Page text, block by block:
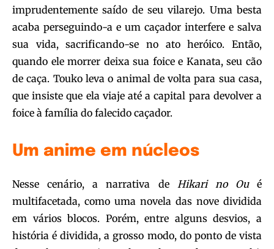
imprudentemente saído de seu vilarejo. Uma besta
acaba perseguindo-a e um caçador interfere e salva
sua vida, sacrificando-se no ato heróico. Então,
quando ele morrer deixa sua foice e Kanata, seu cão
de caça. Touko leva o animal de volta para sua casa,
que insiste que ela viaje até a capital para devolver a
foice à família do falecido caçador.
Um anime em núcleos
Nesse cenário, a narrativa de Hikari no Oué
multifacetada, como uma novela das nove dividida
em vários blocos. Porém, entre alguns desvios, a
história é dividida, a grosso modo, do ponto de vista